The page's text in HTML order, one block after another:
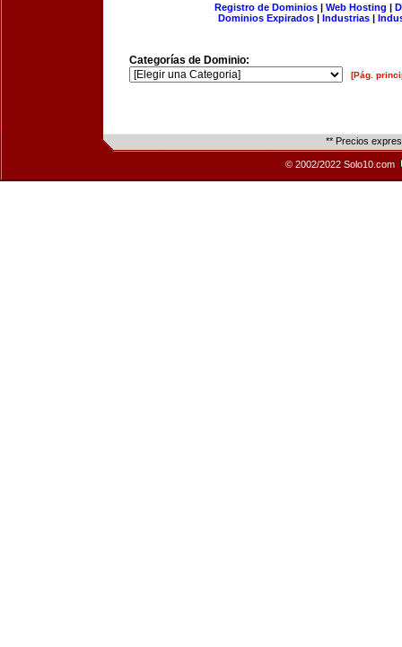
Registro de Dominios| Web Hosting |
Dominios Expirados | Industrias |
Categorías de Dominio:
[Pág.
** Precios
© 2002/2022 Solo10.com